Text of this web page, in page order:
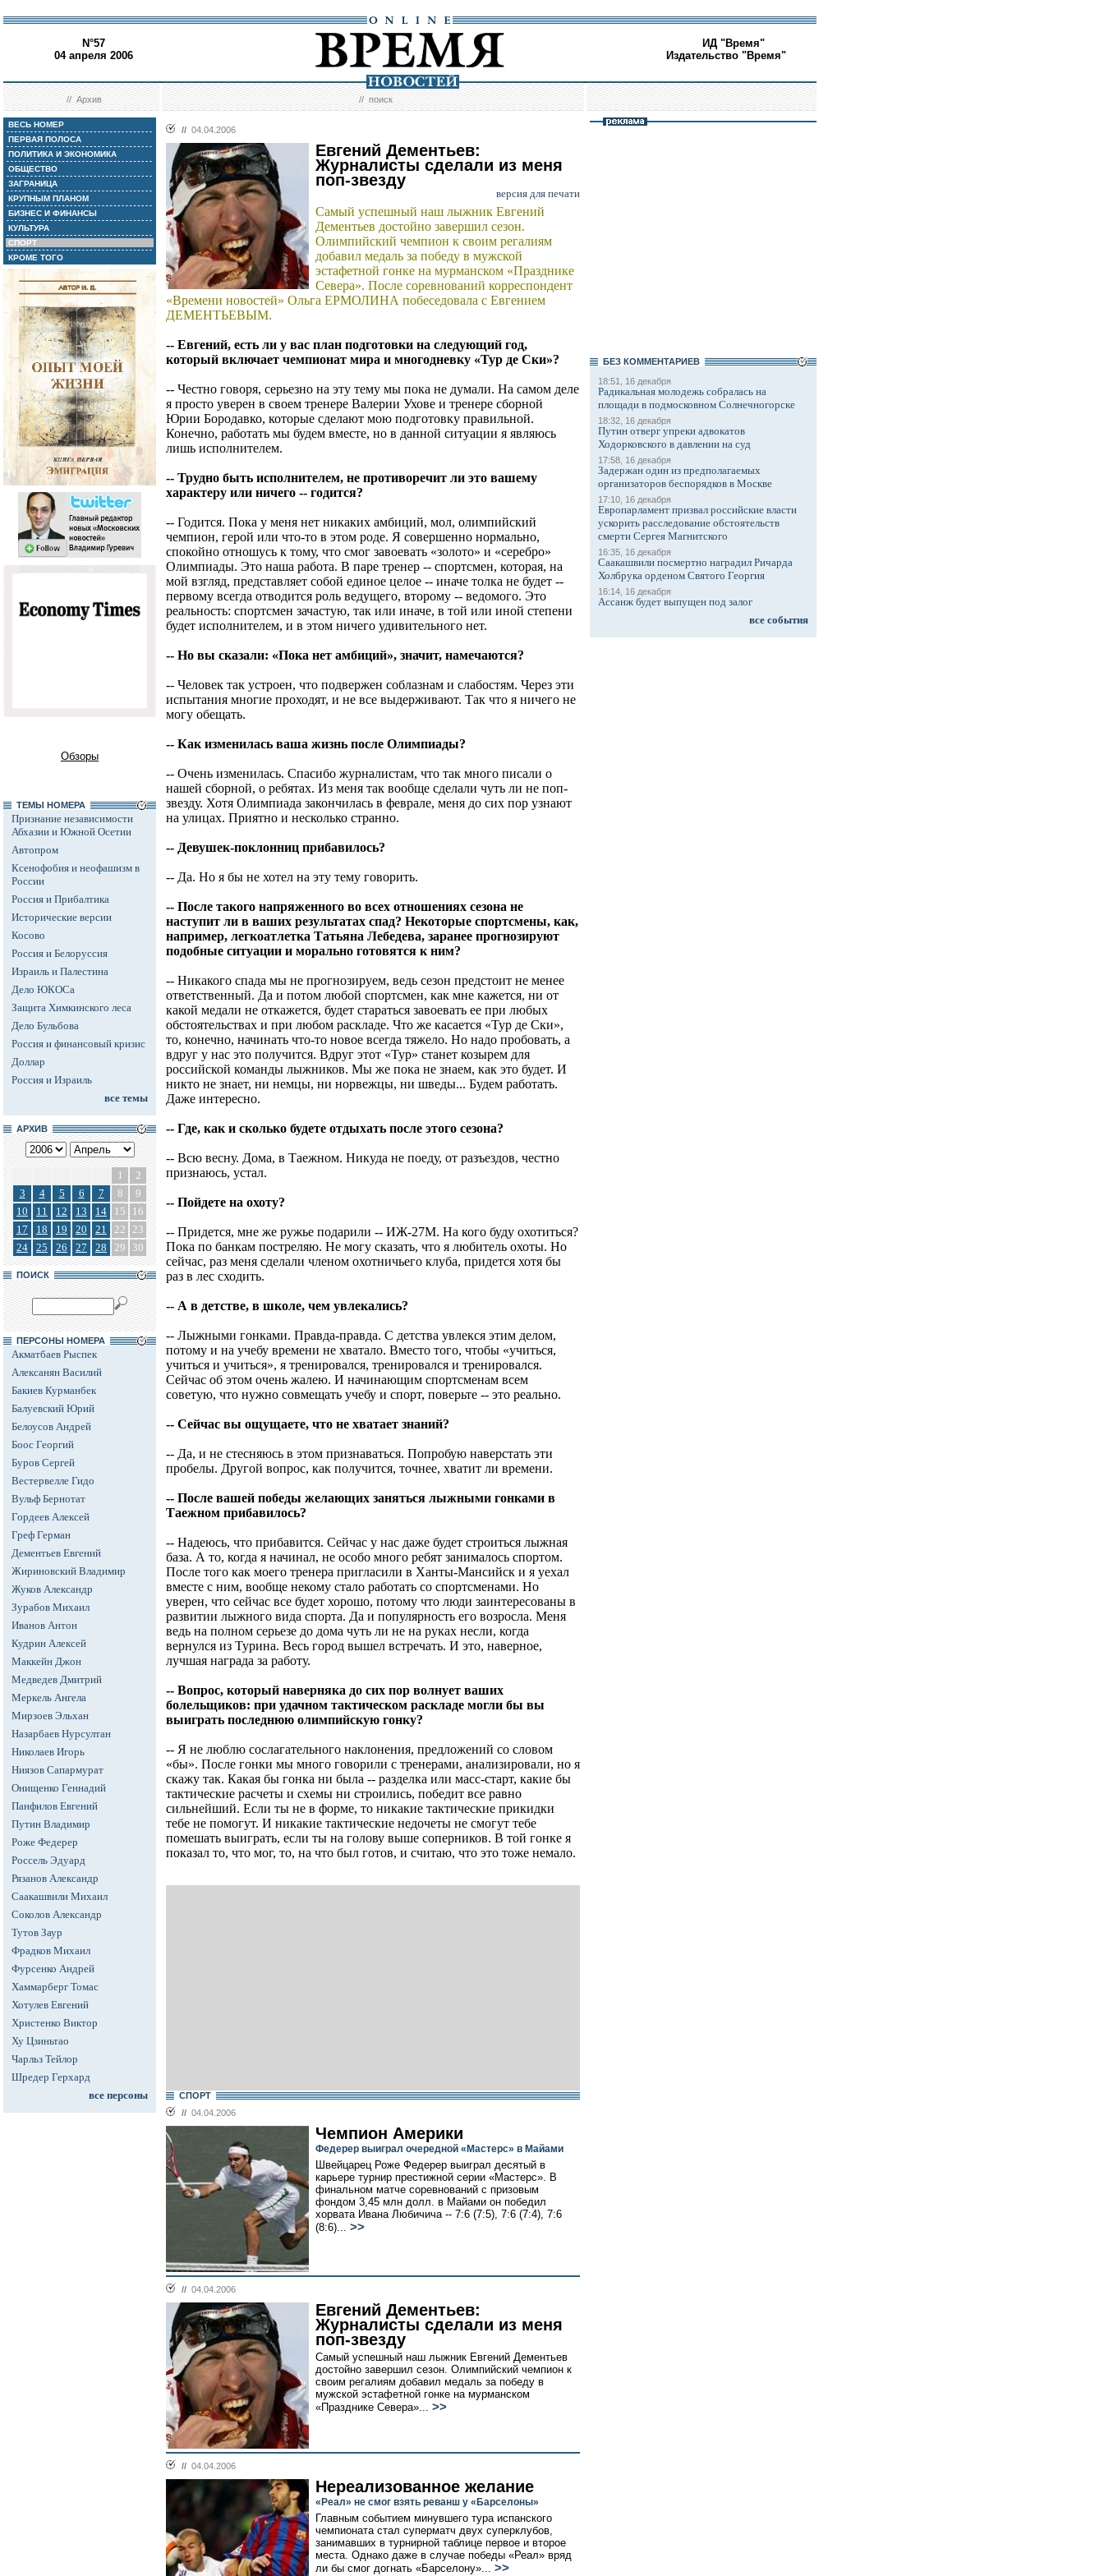
N°57
04 апреля 2006
ИД "Время"
Издательство "Время"
//Архив //поиск
ВЕСЬ НОМЕР
ПЕРВАЯ ПОЛОСА
ПОЛИТИКА И ЭКОНОМИКА
ОБЩЕСТВО
ЗАГРАНИЦА
КРУПНЫМ ПЛАНОМ
БИЗНЕС И ФИНАНСЫ
КУЛЬТУРА
СПОРТ
КРОМЕ ТОГО
Обзоры
ТЕМЫ НОМЕРА
Признание независимости
Абхазии и Южной Осетии
Автопром
Ксенофобия и неофашизм в
России
Россия и Прибалтика
Исторические версии
Косово
Россия и Белоруссия
Израиль и Палестина
Дело ЮКОСа
Защита Химкинского леса
Дело Бульбова
Россия и финансовый кризис
Доллар
Россия и Израиль
все темы
АРХИВ
1
2
3
4 5 6 7 8
9
10
11 12 13 14 15
16
17
18 19 20 21 22 23
24
25 26 27 28 29 30
ПОИСК
ПЕРСОНЫ НОМЕРА
Акматбаев Рыспек
Алексанян Василий
Бакиев Курманбек
Балуевский Юрий
Белоусов Андрей
Боос Георгий
Буров Сергей
Вестервелле Гидо
Вульф Бернотат
Гордеев Алексей
Греф Герман
Дементьев Евгений
Жириновский Владимир
Жуков Александр
Зурабов Михаил
Иванов Антон
Кудрин Алексей
Маккейн Джон
Медведев Дмитрий
Меркель Ангела
Мирзоев Эльхан
Назарбаев Нурсултан
Николаев Игорь
Ниязов Сапармурат
Онищенко Геннадий
Панфилов Евгений
Путин Владимир
Роже Федерер
Россель Эдуард
Рязанов Александр
Саакашвили Михаил
Соколов Александр
Тутов Заур
Фрадков Михаил
Фурсенко Андрей
Хаммарберг Томас
Хотулев Евгений
Христенко Виктор
Ху Цзиньтао
Чарльз Тейлор
Шредер Герхард
все персоны
// 04.04.2006
Евгений Дементьев:
Журналисты сделали из меня
поп-звезду
версия для печати
Самый успешный наш лыжник Евгений
Дементьев достойно завершил сезон.
Олимпийский чемпион к своим регалиям
добавил медаль за победу в мужской
эстафетной гонке на мурманском «Празднике
Севера». После соревнований корреспондент
«Времени новостей» Ольга ЕРМОЛИНА побеседовала с Евгением
ДЕМЕНТЬЕВЫМ.
-- Евгений, есть ли у вас план подготовки на следующий год,
который включает чемпионат мира и многодневку «Тур де Ски»?
-- Честно говоря, серьезно на эту тему мы пока не думали. На самом деле
я просто уверен в своем тренере Валерии Ухове и тренере сборной
Юрии Бородавко, которые сделают мою подготовку правильной.
Конечно, работать мы будем вместе, но в данной ситуации я являюсь
лишь исполнителем.
-- Трудно быть исполнителем, не противоречит ли это вашему
характеру или ничего -- годится?
-- Годится. Пока у меня нет никаких амбиций, мол, олимпийский
чемпион, герой или что-то в этом роде. Я совершенно нормально,
спокойно отношусь к тому, что смог завоевать «золото» и «серебро»
Олимпиады. Это наша работа. В паре тренер -- спортсмен, которая, на
мой взгляд, представляет собой единое целое -- иначе толка не будет --
первому всегда отводится роль ведущего, второму -- ведомого. Это
реальность: спортсмен зачастую, так или иначе, в той или иной степени
будет исполнителем, и в этом ничего удивительного нет.
-- Но вы сказали: «Пока нет амбиций», значит, намечаются?
-- Человек так устроен, что подвержен соблазнам и слабостям. Через эти
испытания многие проходят, и не все выдерживают. Так что я ничего не
могу обещать.
-- Как изменилась ваша жизнь после Олимпиады?
-- Очень изменилась. Спасибо журналистам, что так много писали о
нашей сборной, о ребятах. Из меня так вообще сделали чуть ли не поп-
звезду. Хотя Олимпиада закончилась в феврале, меня до сих пор узнают
на улицах. Приятно и несколько странно.
-- Девушек-поклонниц прибавилось?
-- Да. Но я бы не хотел на эту тему говорить.
-- После такого напряженного во всех отношениях сезона не
наступит ли в ваших результатах спад? Некоторые спортсмены, как,
например, легкоатлетка Татьяна Лебедева, заранее прогнозируют
подобные ситуации и морально готовятся к ним?
-- Никакого спада мы не прогнозируем, ведь сезон предстоит не менее
ответственный. Да и потом любой спортсмен, как мне кажется, ни от
какой медали не откажется, будет стараться завоевать ее при любых
обстоятельствах и при любом раскладе. Что же касается «Тур де Ски»,
то, конечно, начинать что-то новое всегда тяжело. Но надо пробовать, а
вдруг у нас это получится. Вдруг этот «Тур» станет козырем для
российской команды лыжников. Мы же пока не знаем, как это будет. И
никто не знает, ни немцы, ни норвежцы, ни шведы... Будем работать.
Даже интересно.
-- Где, как и сколько будете отдыхать после этого сезона?
-- Всю весну. Дома, в Таежном. Никуда не поеду, от разъездов, честно
признаюсь, устал.
-- Пойдете на охоту?
-- Придется, мне же ружье подарили -- ИЖ-27М. На кого буду охотиться?
Пока по банкам постреляю. Не могу сказать, что я любитель охоты. Но
сейчас, раз меня сделали членом охотничьего клуба, придется хотя бы
раз в лес сходить.
-- А в детстве, в школе, чем увлекались?
-- Лыжными гонками. Правда-правда. С детства увлекся этим делом,
потому и на учебу времени не хватало. Вместо того, чтобы «учиться,
учиться и учиться», я тренировался, тренировался и тренировался.
Сейчас об этом очень жалею. И начинающим спортсменам всем
советую, что нужно совмещать учебу и спорт, поверьте -- это реально.
-- Сейчас вы ощущаете, что не хватает знаний?
-- Да, и не стесняюсь в этом признаваться. Попробую наверстать эти
пробелы. Другой вопрос, как получится, точнее, хватит ли времени.
-- После вашей победы желающих заняться лыжными гонками в
Таежном прибавилось?
-- Надеюсь, что прибавится. Сейчас у нас даже будет строиться лыжная
база. А то, когда я начинал, не особо много ребят занималось спортом.
После того как моего тренера пригласили в Ханты-Мансийск и я уехал
вместе с ним, вообще некому стало работать со спортсменами. Но
уверен, что сейчас все будет хорошо, потому что люди заинтересованы в
развитии лыжного вида спорта. Да и популярность его возросла. Меня
ведь на полном серьезе до дома чуть ли не на руках несли, когда
вернулся из Турина. Весь город вышел встречать. И это, наверное,
лучшая награда за работу.
-- Вопрос, который наверняка до сих пор волнует ваших
болельщиков: при удачном тактическом раскладе могли бы вы
выиграть последнюю олимпийскую гонку?
-- Я не люблю сослагательного наклонения, предложений со словом
«бы». После гонки мы много говорили с тренерами, анализировали, но я
скажу так. Какая бы гонка ни была -- разделка или масс-старт, какие бы
тактические расчеты и схемы ни строились, победит все равно
сильнейший. Если ты не в форме, то никакие тактические прикидки
тебе не помогут. И никакие тактические недочеты не смогут тебе
помешать выиграть, если ты на голову выше соперников. В той гонке я
показал то, что мог, то, на что был готов, и считаю, что это тоже немало.
СПОРТ
// 04.04.2006
Чемпион Америки
Федерер выиграл очередной «Мастерс» в Майами
Швейцарец Роже Федерер выиграл десятый в
карьере турнир престижной серии «Мастерс». В
финальном матче соревнований с призовым
фондом 3,45 млн долл. в Майами он победил
хорвата Ивана Любичича -- 7:6 (7:5), 7:6 (7:4), 7:6
(8:6)... >>
// 04.04.2006
Евгений Дементьев:
Журналисты сделали из меня
поп-звезду
Самый успешный наш лыжник Евгений Дементьев
достойно завершил сезон. Олимпийский чемпион к
своим регалиям добавил медаль за победу в
мужской эстафетной гонке на мурманском
«Празднике Севера»... >>
// 04.04.2006
Нереализованное желание
«Реал» не смог взять реванш у «Барселоны»
Главным событием минувшего тура испанского
чемпионата стал суперматч двух суперклубов,
занимавших в турнирной таблице первое и второе
места. Однако даже в случае победы «Реал» вряд
ли бы смог догнать «Барселону»... >>
БЕЗ КОМMЕНТАРИЕВ
18:51, 16 декабря
Радикальная молодежь собралась на
площади в подмосковном Солнечногорске
18:32, 16 декабря
Путин отверг упреки адвокатов
Ходорковского в давлении на суд
17:58, 16 декабря
Задержан один из предполагаемых
организаторов беспорядков в Москве
17:10, 16 декабря
Европарламент призвал российские власти
ускорить расследование обстоятельств
смерти Сергея Магнитского
16:35, 16 декабря
Саакашвили посмертно наградил Ричарда
Холбрука орденом Святого Георгия
16:14, 16 декабря
Ассанж будет выпущен под залог
все события